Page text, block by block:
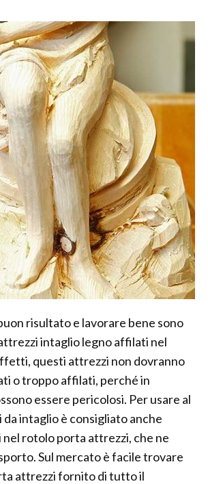
risultato e lavorare bene sono
intaglio legno affilati nel
questi attrezzi non dovranno
o troppo affilati, perché in
essere pericolosi. Per usare al
intaglio è consigliato anche
rotolo porta attrezzi, che ne
Sul mercato è facile trovare
attrezzi fornito di tutto il